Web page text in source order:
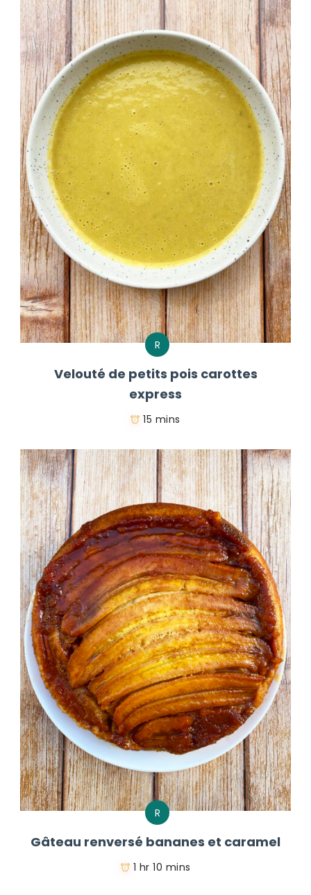
R
Velouté de petits pois carottes
express
15 mins
R
Gâteau renversé bananes et caramel
1 hr 10 mins